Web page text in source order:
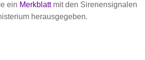
ein Merkblattmit den Sirenensignalen
herausgegeben.